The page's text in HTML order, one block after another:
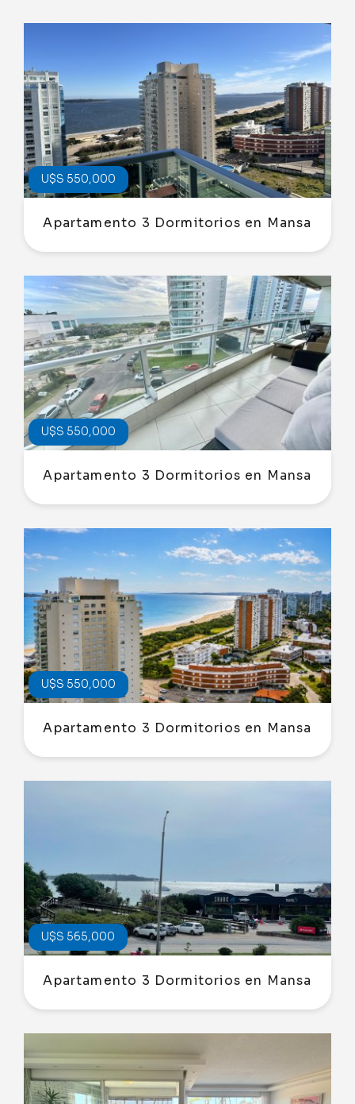
U$S 550,000
Apartamento 3 Dormitorios en Mansa
U$S 550,000
Apartamento 3 Dormitorios en Mansa
U$S 550,000
Apartamento 3 Dormitorios en Mansa
U$S 565,000
Apartamento 3 Dormitorios en Mansa